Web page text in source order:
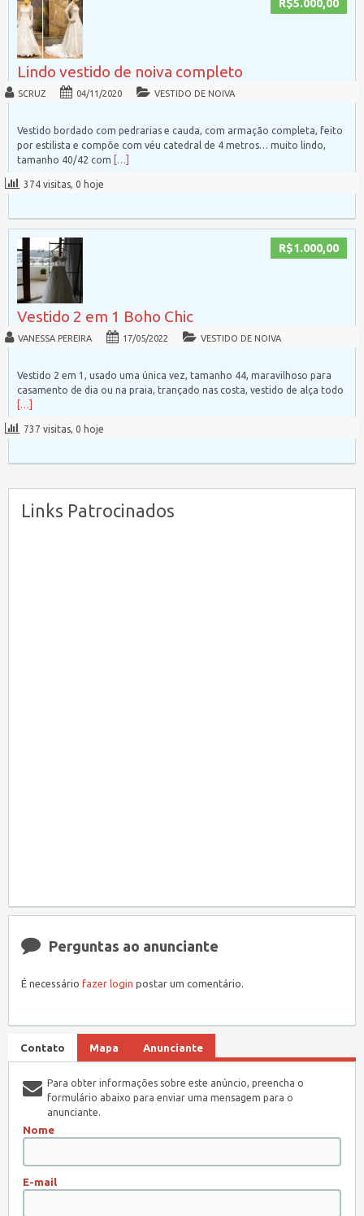
R$5.000,00
Lindo vestido de noiva completo
SCRUZ 04/11/2020 VESTIDO DE NOIVA
Vestido bordado com pedrarias e cauda, com armação completa, feito
por estilista e compõe com véu catedral de 4 metros… muito lindo,
tamanho 40/42 com
[…]
374 visitas, 0 hoje
R$1.000,00
Vestido 2 em 1 Boho Chic
VANESSA PEREIRA 17/05/2022 VESTIDO DE NOIVA
Vestido 2 em 1, usado uma única vez, tamanho 44, maravilhoso para
casamento de dia ou na praia, trançado nas costa, vestido de alça todo
[…]
737 visitas, 0 hoje
Links Patrocinados
Perguntas ao anunciante
É necessário fazer login postar um comentário.
Contato Mapa Anunciante
Para obter informações sobre este anúncio, preencha o
formulário abaixo para enviar uma mensagem para o
anunciante.
Nome
E-mail